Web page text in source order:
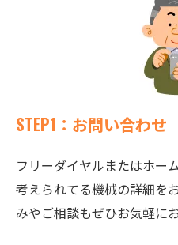
STEP1：お問い合わせ
フリーダイヤルまたはホー
考えられてる機械の詳細を
みやご相談もぜひお気軽に